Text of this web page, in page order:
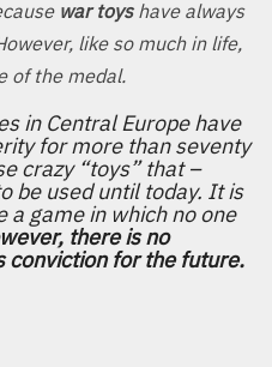
war toyshave always
like so much in life,
of the medal.
in Central Europe have
for more than seventy
crazy “toys” that –
be used until today. It is
game in which no one
there is no
conviction for the future.